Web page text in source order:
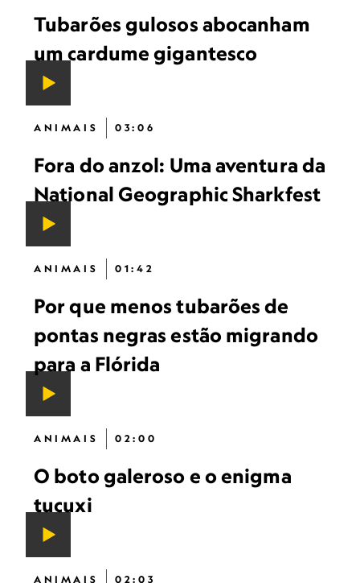
Tubarões gulosos abocanham
um cardume gigantesco
ANIMAIS 03:06
Fora do anzol: Uma aventura da
National Geographic Sharkfest
ANIMAIS 01:42
Por que menos tubarões de
pontas negras estão migrando
para a Flórida
ANIMAIS 02:00
O boto galeroso e o enigma
tucuxi
ANIMAIS 02:03